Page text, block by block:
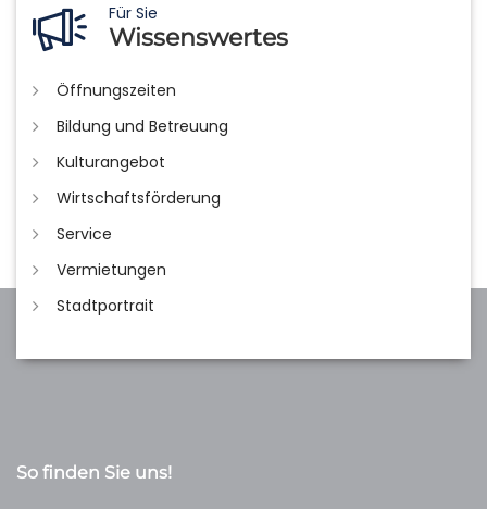
Für Sie
Wissenswertes
Öffnungszeiten
Bildung und Betreuung
Kulturangebot
Wirtschaftsförderung
Service
Vermietungen
Stadtportrait
So finden Sie uns!